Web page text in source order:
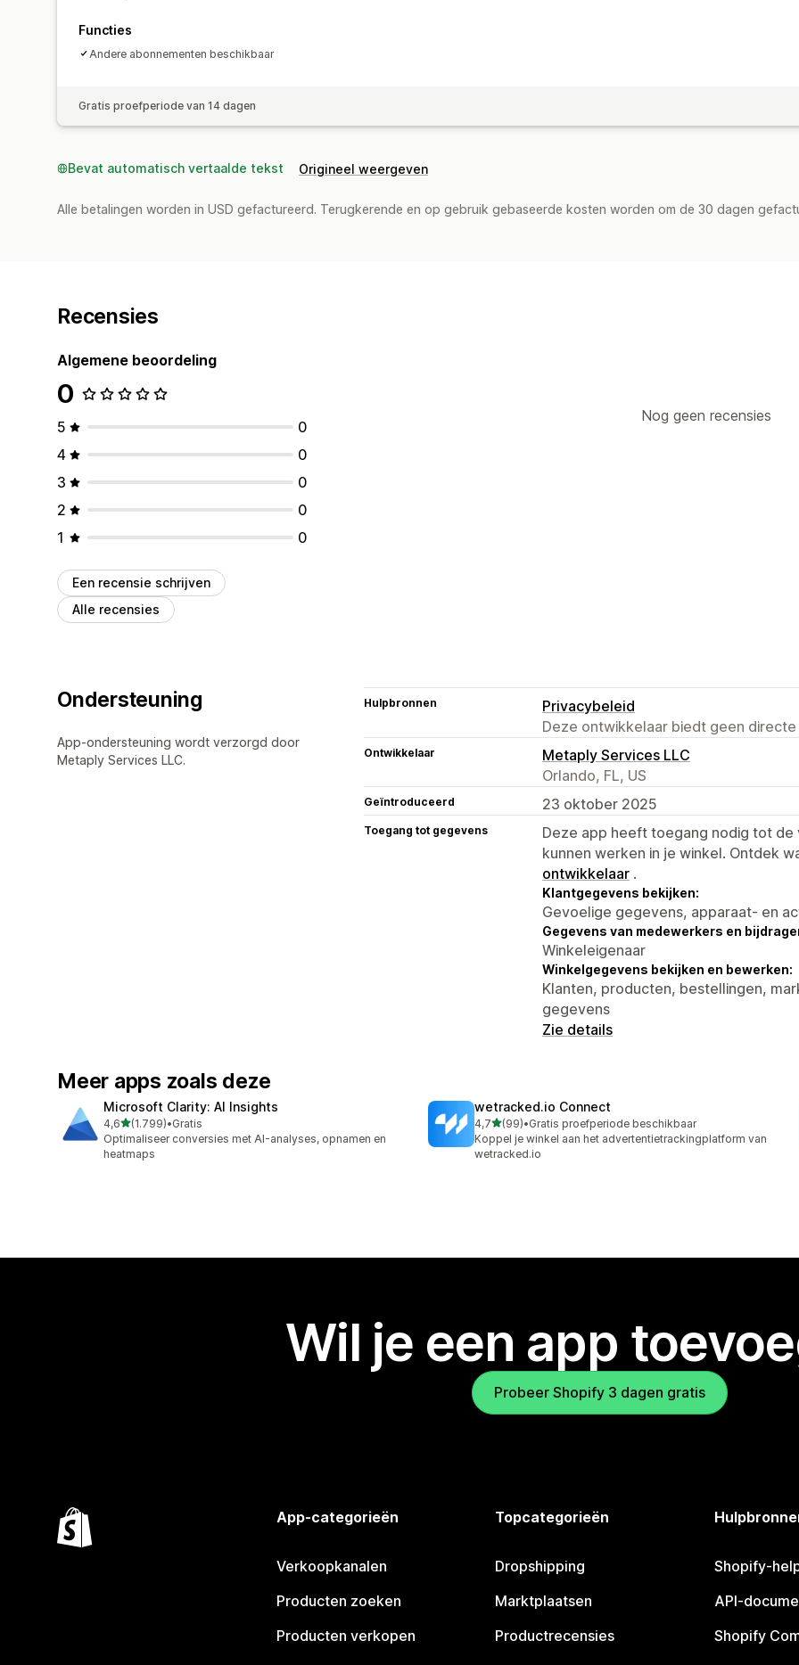
Functies
Andere abonnementen beschikbaar
Gratis proefperiode van 14 dagen
Bevat automatisch vertaalde tekst Origineel weergeven
Alle betalingen worden in USD gefactureerd. Terugkerende en op gebruik gebaseerde kosten worden om de 30 dagen
Recensies
Algemene beoordeling
0
5
0
4
0
3
0
2
0
1
0
Een recensie schrijven
Alle recensies
Nog geen recensies
Ondersteuning
App-ondersteuning wordt verzorgd door
Metaply Services LLC.
Hulpbronnen
Privacybeleid
Deze ontwikkelaar biedt geen
Ontwikkelaar
Metaply Services LLC
Orlando, FL, US
Geïntroduceerd 23 oktober 2025
Toegang tot gegevens
Deze app heeft toegang nodig tot
kunnen werken in je winkel. Ontdek
ontwikkelaar .
Klantgegevens bekijken:
Gevoelige gegevens, apparaat- en
Gegevens van medewerkers en
Winkeleigenaar
Winkelgegevens bekijken en bewerken:
Klanten, producten, bestellingen,
gegevens
Zie details
Meer apps zoals deze
Microsoft Clarity: AI Insights
4,6van 5 sterren
(1.799)
1799 recensies in totaal
•Gratis
Optimaliseer conversies met AI-analyses, opnamen en
heatmaps
wetracked.io Connect
4,7van 5 sterren
(99)
99 recensies in totaal
•Gratis proefperiode beschikbaar
Koppel je winkel aan het advertentietrackingplatform van
wetracked.io
Wil je een app
Probeer Shopify 3 dagen gratis
App-categorieën
Verkoopkanalen
Producten zoeken
Producten verkopen
Topcategorieën
Dropshipping
Marktplaatsen
Productrecensies
Shopify-
API-
Shopify